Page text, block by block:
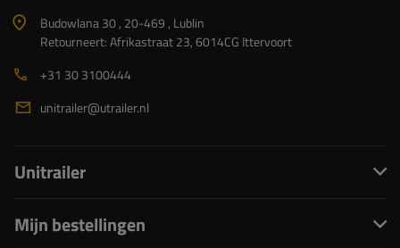
Budowlana 30 , 20-469 , Lublin
Retourneert: Afrikastraat 23, 6014CG Ittervoort
+31 30 3100444
unitrailer@utrailer.nl
Unitrailer
Mijn bestellingen